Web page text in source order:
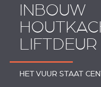
INBOUW
LIFTDEUR
HET VUUR STAAT